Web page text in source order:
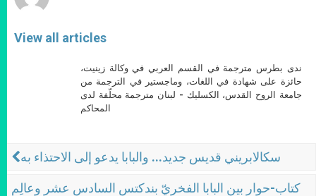
View all articles
ندى بطرس مترجمة في القسم العربي في وكالة زينيت،
حائزة على شهادة في اللغات، وماجستير في الترجمة من
جامعة الروح القدس، الكسليك - لبنان مترجمة محلّفة لدى
المحاكم
سكالابريني قديس جديد... والبابا يدعو إلى الاحتذاء به
كتاب-حوار بين البابا الفخريّ بندكتس السادس عشر وعالِم